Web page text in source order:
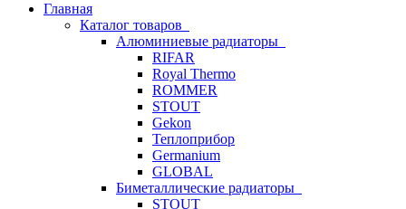
Главная
Каталог товаров
Алюминиевые радиаторы
RIFAR
Royal Thermo
ROMMER
STOUT
Gekon
Теплоприбор
Germanium
GLOBAL
Биметаллические радиаторы
STOUT